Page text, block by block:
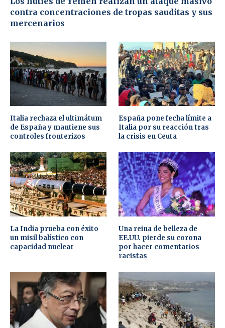
contra concentraciones de tropas sauditas y sus
mercenarios
Italia rechaza el ultimátum
de España y mantiene sus
controles fronterizos
España pone fecha límite a
Italia por su reacción tras
la crisis en Ceuta
La India prueba con éxito
un misil balístico con
capacidad nuclear
Una reina de belleza de
EE.UU. pierde su corona
por hacer comentarios
racistas